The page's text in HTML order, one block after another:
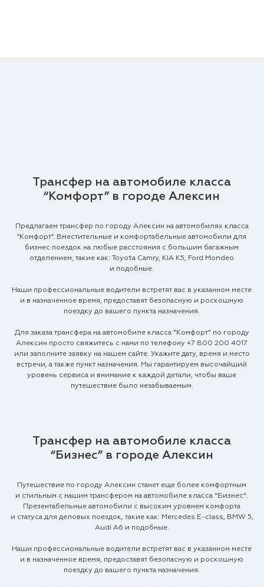
Трансфер на автомобиле класса
“Комфорт” в городе Алексин
Предлагаем трансфер по городу Алексин на автомобилях класса
“Комфорт”. Вместительные и комфортабельные автомобили для
бизнес поездок на любые расстояния с большим багажным
отделением, такие как: Toyota Camry, KIA K5, Ford Mondeo
и подобные.
Наши профессиональные водители встретят вас в указанном месте
и в назначенное время, предоставят безопасную и роскошную
поездку до вашего пункта назначения.
Для заказа трансфера на автомобиле класса "Комфорт" по городу
Алексин просто свяжитесь с нами по телефону+7 800 200 4017
или заполните заявку на нашем сайте. Укажите дату, время и место
встречи, а также пункт назначения. Мы гарантируем высочайший
уровень сервиса и внимание к каждой детали, чтобы ваше
путешествие было незабываемым.
Трансфер на автомобиле класса
“Бизнес” в городе Алексин
Путешествие по городу Алексин станет еще более комфортным
и стильным с нашим трансфером на автомобиле класса "Бизнес".
Презентабельные автомобили с высоким уровнем комфорта
и статуса для деловых поездок, такие как: Mercedes E-class, BMW 5,
Audi A6 и подобные.
Наши профессиональные водители встретят вас в указанном месте
и в назначенное время, предоставят безопасную и роскошную
поездку до вашего пункта назначения.